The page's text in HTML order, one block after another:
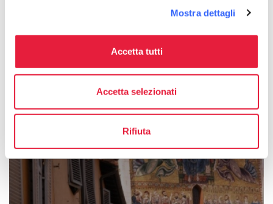
Mostra dettagli
Accetta tutti
Accetta selezionati
Rifiuta
Santa Lucia, Lucca